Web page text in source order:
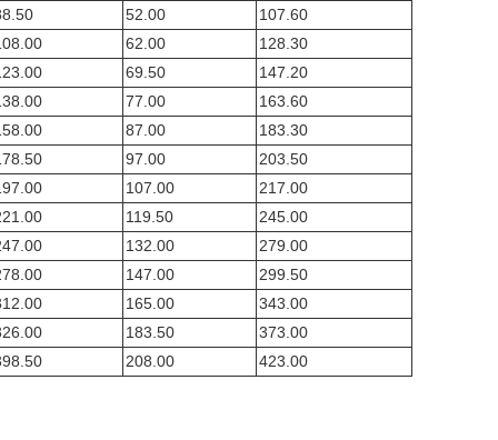
52.00
107.60
62.00
128.30
69.50
147.20
77.00
163.60
87.00
183.30
97.00
203.50
107.00
217.00
119.50
245.00
132.00
279.00
147.00
299.50
165.00
343.00
183.50
373.00
208.00 423.00